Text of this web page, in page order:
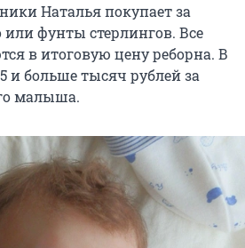
Наталья покупает за
или фунты стерлингов. Все
в итоговую цену реборна. В
и больше тысяч рублей за
малыша.